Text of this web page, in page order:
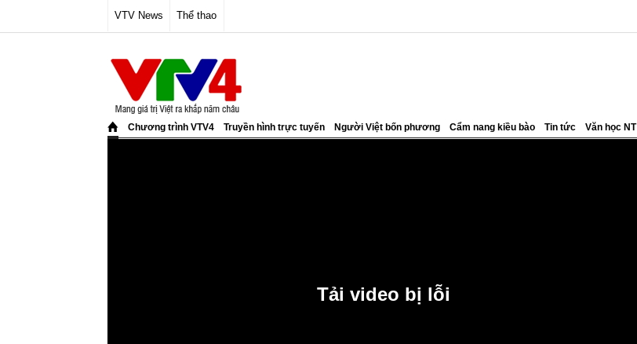
VTV News Thể thao
Chương trình VTV4 Truyền hình trực tuyến Người Việt bốn phương Cẩm nang kiều bào Tin tức Văn học NT